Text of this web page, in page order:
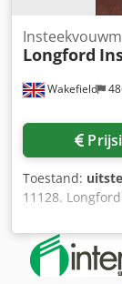
Wakefield
Longford
Toestand:
11128.
Hoofdzakelijk
maar kan ook
invoegen.